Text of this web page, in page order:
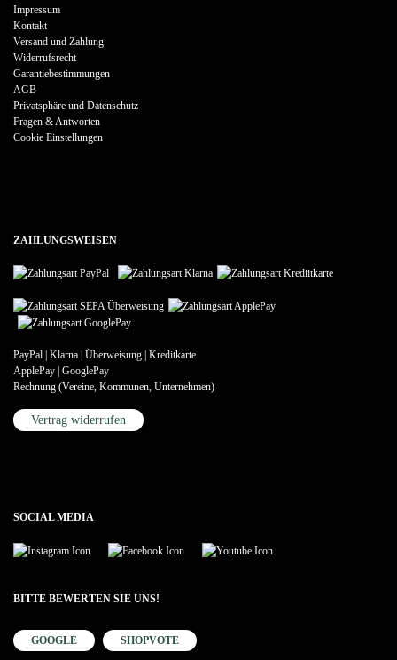
Impressum
Kontakt
Versand und Zahlung
Widerrufsrecht
Garantiebestimmungen
AGB
Privatsphäre und Datenschutz
Fragen & Antworten
Cookie Einstellungen
ZAHLUNGSWEISEN
PayPal | Klarna | Überweisung | Kreditkarte
ApplePay | GooglePay
Rechnung (Vereine, Kommunen, Unternehmen)
Vertrag widerrufen
SOCIAL MEDIA
BITTE BEWERTEN SIE UNS!
GOOGLE SHOPVOTE